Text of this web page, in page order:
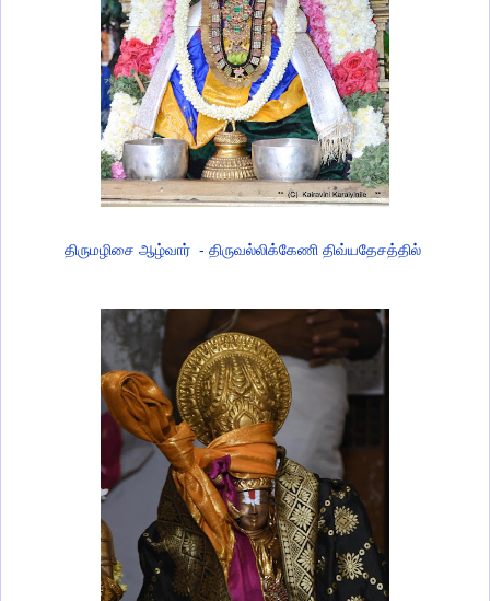
திருமழிசை ஆழ்வார் - திருவல்லிக்கேணி திவ்யதேசத்தில்